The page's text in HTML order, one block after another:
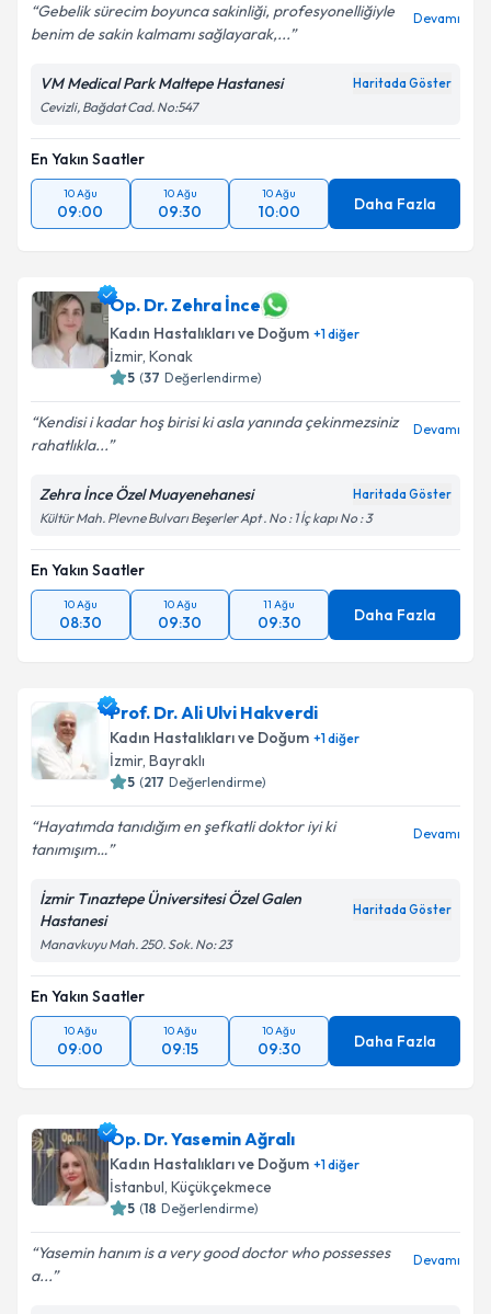
Gebelik sürecim boyunca sakinliği, profesyonelliğiyle
benim de sakin kalmamı sağlayarak,...
Devamı
VM Medical Park Maltepe Hastanesi Haritada Göster
Cevizli, Bağdat Cad. No:547
En Yakın Saatler
10 Ağu
09:00
10 Ağu
09:30
10 Ağu
10:00 Daha Fazla
Op. Dr. Zehra İnce
Kadın Hastalıkları ve Doğum +1diğer
İzmir, Konak
5 (37 Değerlendirme)
Kendisi i kadar hoş birisi ki asla yanında çekinmezsiniz
rahatlıkla...
Devamı
Zehra İnce Özel Muayenehanesi Haritada Göster
Kültür Mah. Plevne Bulvarı Beşerler Apt . No : 1 İç kapı No : 3
En Yakın Saatler
10 Ağu
08:30
10 Ağu
09:30
11 Ağu
09:30 Daha Fazla
Prof. Dr. Ali Ulvi Hakverdi
Kadın Hastalıkları ve Doğum +1diğer
İzmir, Bayraklı
5 (217 Değerlendirme)
Hayatımda tanıdığım en şefkatli doktor iyi ki
tanımışım…
Devamı
İzmir Tınaztepe Üniversitesi Özel Galen
Hastanesi
Haritada Göster
Manavkuyu Mah. 250. Sok. No: 23
En Yakın Saatler
10 Ağu
09:00
10 Ağu
09:15
10 Ağu
09:30 Daha Fazla
Op. Dr. Yasemin Ağralı
Kadın Hastalıkları ve Doğum +1diğer
İstanbul, Küçükçekmece
5 (18 Değerlendirme)
Yasemin hanım is a very good doctor who possesses
a...
Devamı